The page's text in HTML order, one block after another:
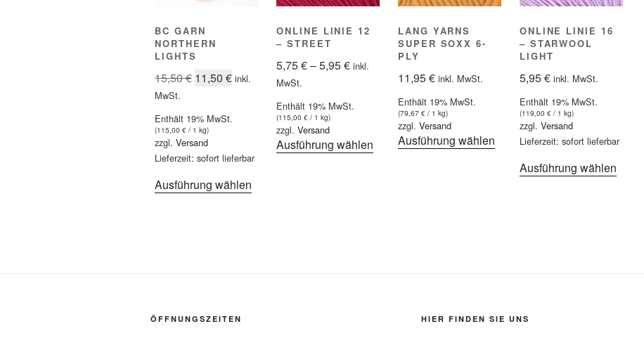
BC GARN
NORTHERN
LIGHTS
15,50€ Ursprünglicher
15,50 €
11,50 €Aktueller
11,50 €.
inkl.
MwSt.
Enthält 19% MwSt.
(115,00 € / 1 kg)
zzgl. Versand
Lieferzeit: sofort lieferbar
Ausführung wählen
ONLINE LINIE 12
– STREET
5,75€–5,95€Preisspanne:
5,95 €
inkl.
MwSt.
Enthält 19% MwSt.
(115,00 €/ 1 kg)
zzgl. Versand
Ausführung wählenDieses
LANG YARNS
SUPER SOXX 6-
PLY
11,95€ inkl. MwSt.
Enthält 19% MwSt.
(79,67 €/ 1 kg)
zzgl. Versand
Ausführung wählenDieses
weist
Produktseite
ONLINE LINIE 16
– STARWOOL
LIGHT
5,95€ inkl. MwSt.
Enthält 19% MwSt.
(119,00 €/ 1 kg)
zzgl. Versand
Lieferzeit: sofort lieferbar
Ausführung wählenDieses
ÖFFNUNGSZEITEN HIER FINDEN SIE UNS